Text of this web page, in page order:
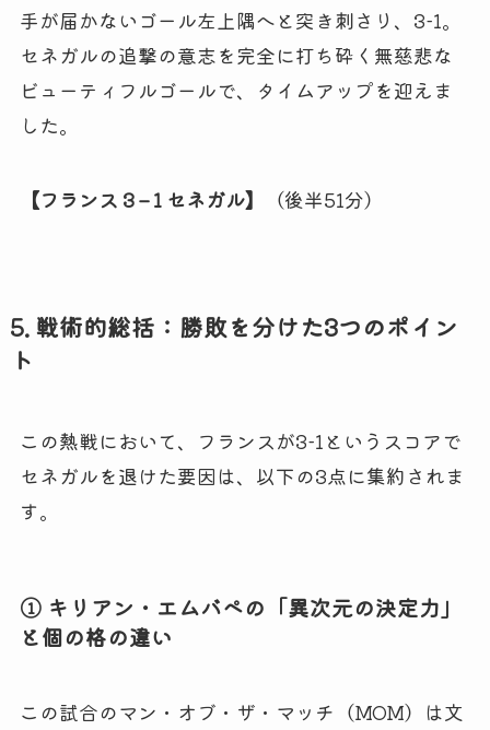
手が届かないゴール左上隅へと突き刺さり、3-1。
セネガルの追撃の意志を完全に打ち砕く無慈悲な
ビューティフルゴールで、タイムアップを迎えま
した。
【フランス 3 – 1 セネガル】 （後半51分）
5. 戦術的総括：勝敗を分けた3つのポイン
ト
この熱戦において、フランスが3-1というスコアで
セネガルを退けた要因は、以下の3点に集約されま
す。
① キリアン・エムバペの「異次元の決定力」
と個の格の違い
この試合のマン・オブ・ザ・マッチ（MOM）は文